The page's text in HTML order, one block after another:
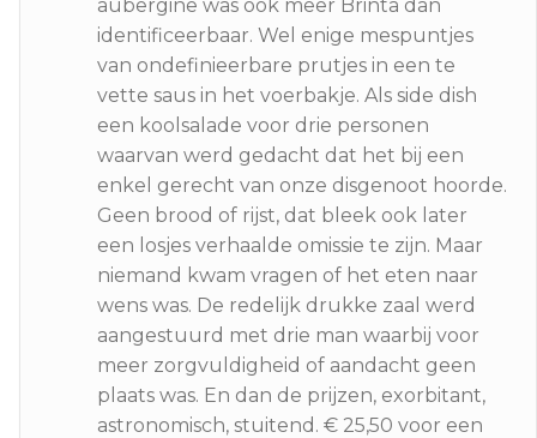
aubergine was ook meer Brinta dan
identificeerbaar. Wel enige mespuntjes
van ondefinieerbare prutjes in een te
vette saus in het voerbakje. Als side dish
een koolsalade voor drie personen
waarvan werd gedacht dat het bij een
enkel gerecht van onze disgenoot hoorde.
Geen brood of rijst, dat bleek ook later
een losjes verhaalde omissie te zijn. Maar
niemand kwam vragen of het eten naar
wens was. De redelijk drukke zaal werd
aangestuurd met drie man waarbij voor
meer zorgvuldigheid of aandacht geen
plaats was. En dan de prijzen, exorbitant,
astronomisch, stuitend. € 25,50 voor een